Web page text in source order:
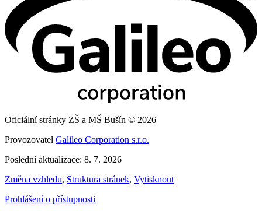
Oficiální stránky ZŠ a MŠ Bušín © 2026
Provozovatel Galileo Corporation s.r.o.
Poslední aktualizace: 8. 7. 2026
Změna vzhledu, Struktura stránek, Vytisknout
Prohlášení o přístupnosti